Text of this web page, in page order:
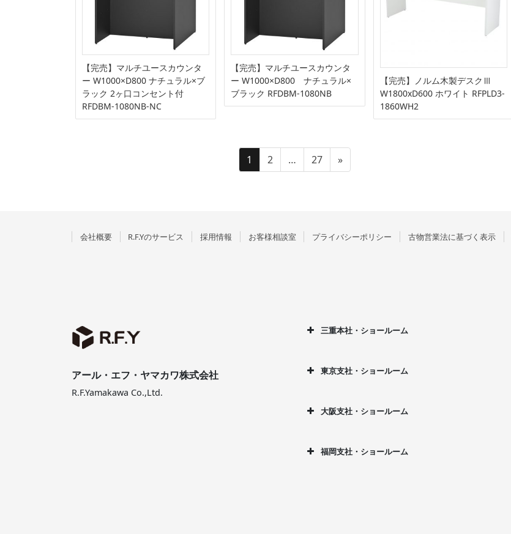
【完売】マルチユースカウンタ
ー W1000×D800 ナチュラル×ブ
ラック 2ヶ口コンセント付
RFDBM-1080NB-NC
【完売】マルチユースカウンタ
ー W1000×D800 ナチュラル×
ブラック RFDBM-1080NB
【完売】ノルム木製デスクⅢ
W1800xD600 ホワイト RFPLD3-
1860WH2
ー
固
定
1
固
定
2 …
固
定
27 »
会社概要 R.F.Yのサービス 採用情報 お客様相談室 プライバシーポリシー 古物営業法に基づく表示
アール・エフ・ヤマカワ株式会社
R.F.Yamakawa Co.,Ltd.
三重本社・ショールーム
東京支社・ショールーム
大阪支社・ショールーム
福岡支社・ショールーム